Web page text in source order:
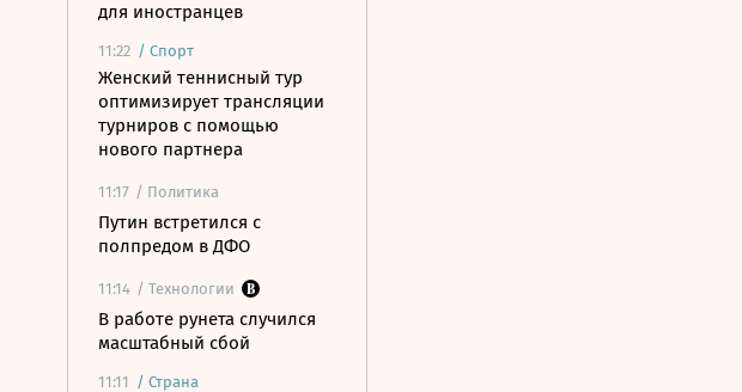
для иностранцев
11:22 / Спорт
Женский теннисный тур
оптимизирует трансляции
турниров с помощью
нового партнера
11:17 / Политика
Путин встретился с
полпредом в ДФО
11:14 / Технологии
В работе рунета случился
масштабный сбой
11:11 / Страна